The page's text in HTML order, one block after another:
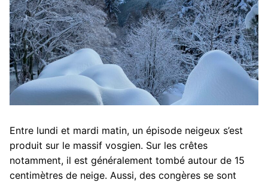
Entre lundi et mardi matin, un épisode neigeux s’est
produit sur le massif vosgien. Sur les crêtes
notamment, il est généralement tombé autour de 15
centimètres de neige. Aussi, des congères se sont